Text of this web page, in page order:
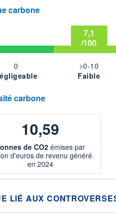
carbone
0
7,1
/100
>0-10
Faible
carbone
10,59
de CO2émises par
d'euros de revenu généré
en 2024
LIÉ AUX